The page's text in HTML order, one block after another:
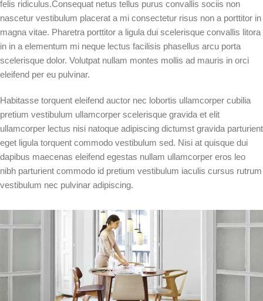
felis ridiculus.Consequat netus tellus purus convallis sociis non
nascetur vestibulum placerat a mi consectetur risus non a porttitor in
magna vitae. Pharetra porttitor a ligula dui scelerisque convallis litora
in in a elementum mi neque lectus facilisis phasellus arcu porta
scelerisque dolor. Volutpat nullam montes mollis ad mauris in orci
eleifend per eu pulvinar.
Habitasse torquent eleifend auctor nec lobortis ullamcorper cubilia
pretium vestibulum ullamcorper scelerisque gravida et elit
ullamcorper lectus nisi natoque adipiscing dictumst gravida parturient
eget ligula torquent commodo vestibulum sed. Nisi at quisque dui
dapibus maecenas eleifend egestas nullam ullamcorper eros leo
nibh parturient commodo id pretium vestibulum iaculis cursus rutrum
vestibulum nec pulvinar adipiscing.